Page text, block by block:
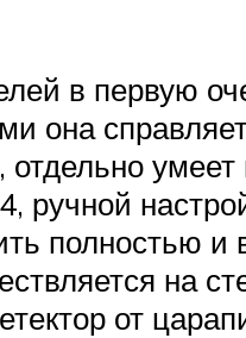
в первую
она
ручной
полностью
на
от